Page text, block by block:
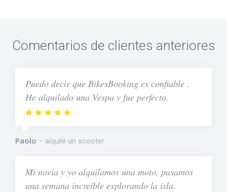
Comentarios de clientes anteriores
Puedo decir que BikesBooking es confiable .
He alquilado una Vespa y fue perfecto.
Paolo alquilé un scooter
Mi novia y yo alquilamos una moto, pasamos
una semana increíble explorando la isla.